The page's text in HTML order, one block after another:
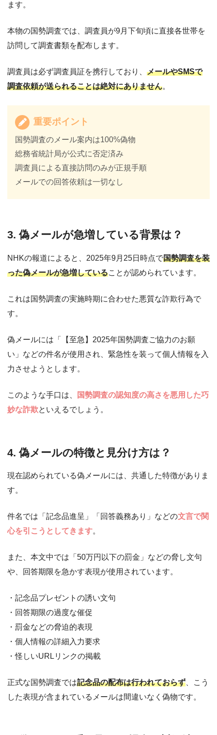
ます。
本物の国勢調査では、調査員が9月下旬頃に直接各世帯を
訪問して調査書類を配布します。
調査員は必ず調査員証を携行しており、 メールやSMSで
調査依頼が送られることは絶対にありません。
重要ポイント
国勢調査のメール案内は100%偽物
総務省統計局が公式に否定済み
調査員による直接訪問のみが正規手順
メールでの回答依頼は一切なし
3. 偽メールが急増している背景は？
NHKの報道によると、2025年9月25日時点で国勢調査を装
った偽メールが急増していることが認められています。
これは国勢調査の実施時期に合わせた悪質な詐欺行為で
す。
偽メールには「【至急】2025年国勢調査ご協力のお願
い」などの件名が使用され、緊急性を装って個人情報を入
力させようとします。
このような手口は、
国勢調査の認知度の高さを悪用した巧
妙な詐欺といえるでしょう。
4. 偽メールの特徴と見分け方は？
現在認められている偽メールには、共通した特徴がありま
す。
件名では「記念品進呈」「回答義務あり」などの文言で関
心を引こうとしてきます。
また、本文中では「50万円以下の罰金」などの脅し文句
や、回答期限を急かす表現が使用されています。
・記念品プレゼントの誘い文句
・回答期限の過度な催促
・罰金などの脅迫的表現
・個人情報の詳細入力要求
・怪しいURLリンクの掲載
正式な国勢調査では記念品の配布は行われておらず 、こう
した表現が含まれているメールは間違いなく偽物です。